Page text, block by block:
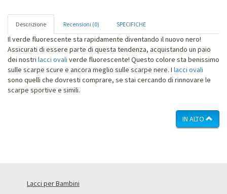
Descrizione Recensioni (0) SPECIFICHE
Il verde fluorescente sta rapidamente diventando il nuovo nero!
Assicurati di essere parte di questa tendenza, acquistando un paio
dei nostri lacci ovali verde fluorescente! Questo colore sta benissimo
sulle scarpe scure e ancora meglio sulle scarpe nere. I lacci ovali
sono quelli che dovresti comprare, se stai cercando di rinnovare le
scarpe sportive e simili.
IN ALTO
Lacci per Bambini